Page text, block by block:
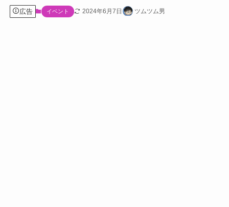
広告 イベント 2024年6月7日 ツムツム男